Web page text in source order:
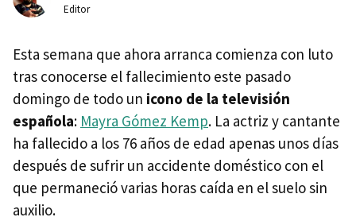
Editor
Esta semana que ahora arranca comienza con luto
tras conocerse el fallecimiento este pasado
domingo de todo un icono de la televisión
española: Mayra Gómez Kemp. La actriz y cantante
ha fallecido a los 76 años de edad apenas unos días
después de sufrir un accidente doméstico con el
que permaneció varias horas caída en el suelo sin
auxilio.